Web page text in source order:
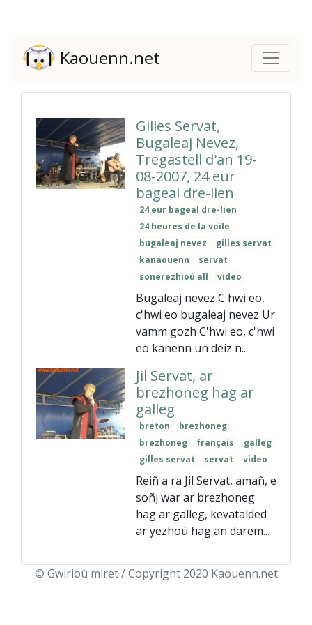
Kaouenn.net
Gilles Servat,
Bugaleaj Nevez,
Tregastell d'an 19-
08-2007, 24 eur
bageal dre-lien
24 eur bageal dre-lien
24 heures de la voile
bugaleaj nevez
gilles servat
kanaouenn
servat
sonerezhioù all
video
Bugaleaj nevez C'hwi eo,
c'hwi eo bugaleaj nevez Ur
vamm gozh C'hwi eo, c'hwi
eo kanenn un deiz n...
Jil Servat, ar
brezhoneg hag ar
galleg
breton
brezhoneg
brezhoneg
français
galleg
gilles servat
servat video
Reiñ a ra Jil Servat, amañ, e
soñj war ar brezhoneg
hag ar galleg, kevatalded
ar yezhoù hag an darem...
© Gwirioù miret / Copyright 2020 Kaouenn.net